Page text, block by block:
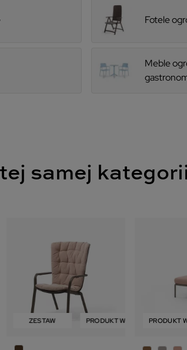
Fotele
Meble
samej
ZESTAW PRODUKT WŁOSKI PRODUKT